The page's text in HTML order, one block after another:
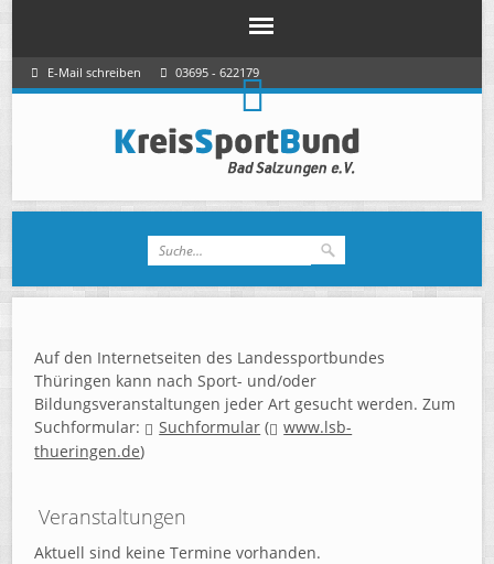
E-Mail schreiben 03695 - 622179
Auf den Internetseiten des Landessportbundes
Thüringen kann nach Sport- und/oder
Bildungsveranstaltungen jeder Art gesucht werden. Zum
Suchformular:
Suchformular (
www.lsb-
thueringen.de)
Veranstaltungen
Aktuell sind keine Termine vorhanden.